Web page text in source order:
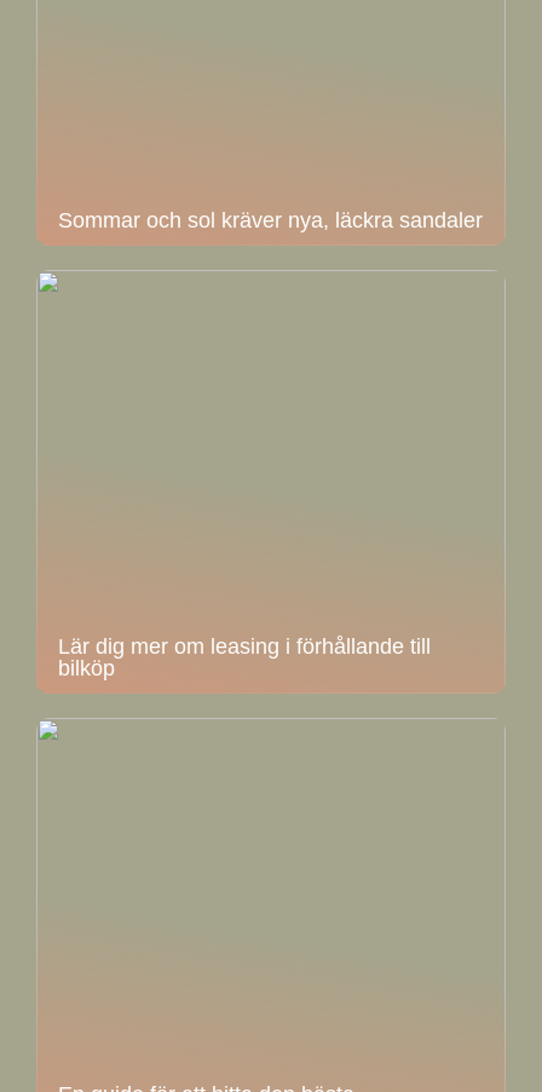
Sommar och sol kräver nya, läckra sandaler
Lär dig mer om leasing i förhållande till
bilköp